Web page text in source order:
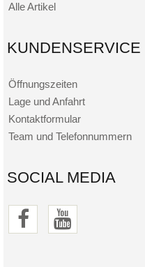
Alle Artikel
KUNDENSERVICE
Öffnungszeiten
Lage und Anfahrt
Kontaktformular
Team und Telefonnummern
SOCIAL MEDIA